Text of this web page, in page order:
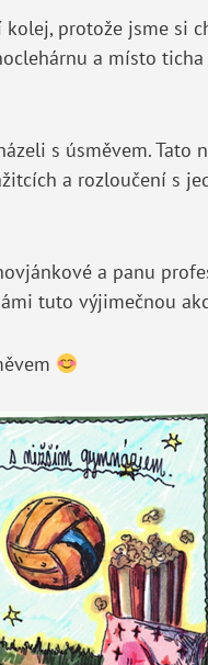
protože jsme si
a místo ticha
s úsměvem. Tato
a rozloučení s
a panu
tuto výjimečnou